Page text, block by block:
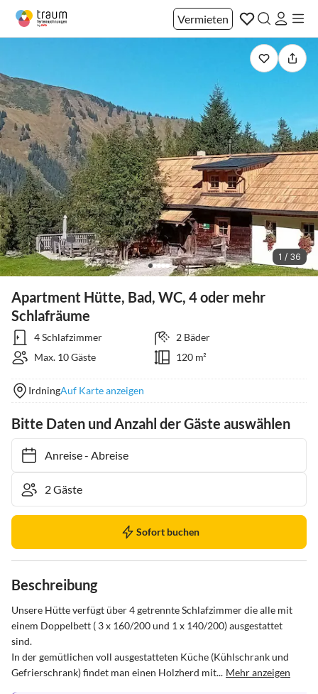
Vermieten
1 / 36
Apartment Hütte, Bad, WC, 4 oder mehr
Schlafräume
4 Schlafzimmer
2 Bäder
Max. 10 Gäste
120 m²
IrdningAuf Karte anzeigen
Bitte Daten und Anzahl der Gäste auswählen
Anreise- Abreise
Sofort buchen
Beschreibung
Unsere Hütte verfügt über 4 getrennte Schlafzimmer die alle mit
einem Doppelbett ( 3 x 160/200 und 1 x 140/200) ausgestattet
sind.
In der gemütlichen voll ausgestatteten Küche (Kühlschrank und
Gefrierschrank) findet man einen Holzherd mit... Mehr anzeigen